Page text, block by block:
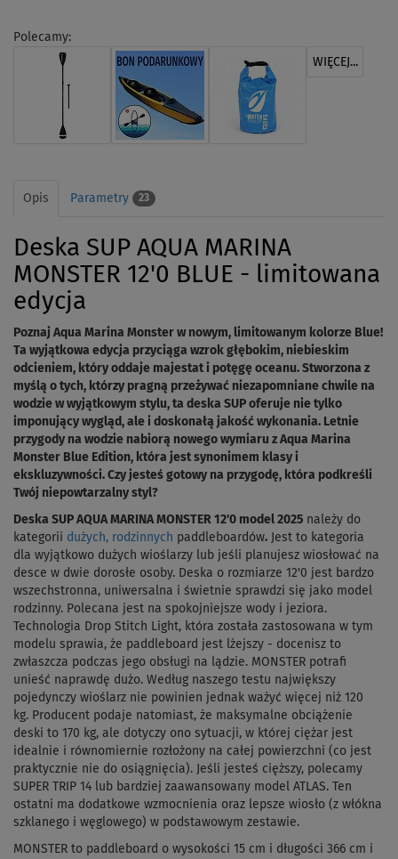
Polecamy:
WIĘCEJ...
Opis Parametry 23
Deska SUP AQUA MARINA
MONSTER 12'0 BLUE - limitowana
edycja
Poznaj Aqua Marina Monster w nowym, limitowanym kolorze Blue!
Ta wyjątkowa edycja przyciąga wzrok głębokim, niebieskim
odcieniem, który oddaje majestat i potęgę oceanu. Stworzona z
myślą o tych, którzy pragną przeżywać niezapomniane chwile na
wodzie w wyjątkowym stylu, ta deska SUP oferuje nie tylko
imponujący wygląd, ale i doskonałą jakość wykonania. Letnie
przygody na wodzie nabiorą nowego wymiaru z Aqua Marina
Monster Blue Edition, która jest synonimem klasy i
ekskluzywności. Czy jesteś gotowy na przygodę, która podkreśli
Twój niepowtarzalny styl?
Deska SUP AQUA MARINA MONSTER 12'0 model 2025 należy do
kategorii dużych, rodzinnych paddleboardów. Jest to kategoria
dla wyjątkowo dużych wioślarzy lub jeśli planujesz wiosłować na
desce w dwie dorosłe osoby. Deska o rozmiarze 12'0 jest bardzo
wszechstronna, uniwersalna i świetnie sprawdzi się jako model
rodzinny. Polecana jest na spokojniejsze wody i jeziora.
Technologia Drop Stitch Light, która została zastosowana w tym
modelu sprawia, że paddleboard jest lżejszy - docenisz to
zwłaszcza podczas jego obsługi na lądzie. MONSTER potrafi
unieść naprawdę dużo. Według naszego testu największy
pojedynczy wioślarz nie powinien jednak ważyć więcej niż 120
kg. Producent podaje natomiast, że maksymalne obciążenie
deski to 170 kg, ale dotyczy ono sytuacji, w której ciężar jest
idealnie i równomiernie rozłożony na całej powierzchni (co jest
praktycznie nie do osiągnięcia). Jeśli jesteś cięższy, polecamy
SUPER TRIP 14 lub bardziej zaawansowany model ATLAS. Ten
ostatni ma dodatkowe wzmocnienia oraz lepsze wiosło (z włókna
szklanego i węglowego) w podstawowym zestawie.
MONSTER to paddleboard o wysokości 15 cm i długości 366 cm i